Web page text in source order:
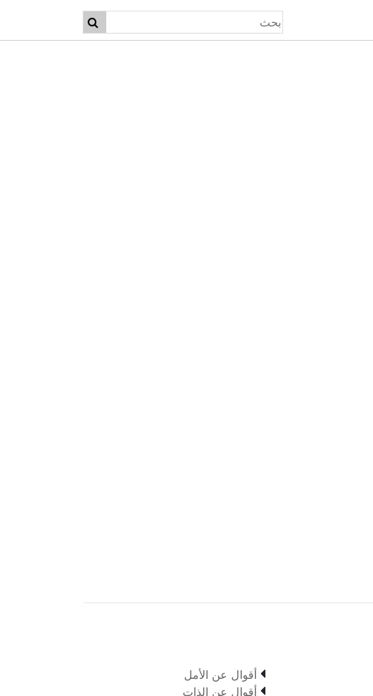
 أقوال عن الأمل
 أقوال عن الذات